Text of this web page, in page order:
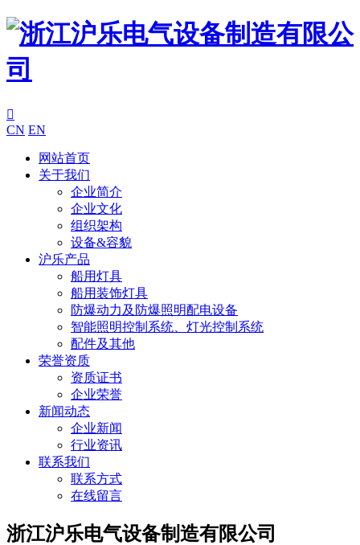

CN EN
网站首页
关于我们
企业简介
企业文化
组织架构
设备&容貌
沪乐产品
船用灯具
船用装饰灯具
防爆动力及防爆照明配电设备
智能照明控制系统、灯光控制系统
配件及其他
荣誉资质
资质证书
企业荣誉
新闻动态
企业新闻
行业资讯
联系我们
联系方式
在线留言
浙江沪乐电气设备制造有限公司